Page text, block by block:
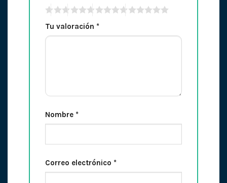
Tu valoración *
Nombre *
Correo electrónico *